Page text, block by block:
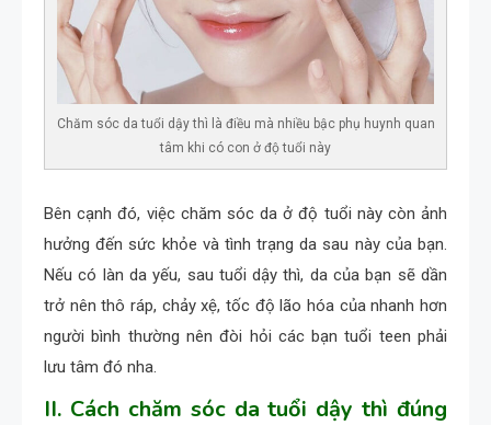
Chăm sóc da tuổi dậy thì là điều mà nhiều bậc phụ huynh quan
tâm khi có con ở độ tuổi này
Bên cạnh đó, việc chăm sóc da ở độ tuổi này còn ảnh
hưởng đến sức khỏe và tình trạng da sau này của bạn.
Nếu có làn da yếu, sau tuổi dậy thì, da của bạn sẽ dần
trở nên thô ráp, chảy xệ, tốc độ lão hóa của nhanh hơn
người bình thường nên đòi hỏi các bạn tuổi teen phải
lưu tâm đó nha.
II. Cách chăm sóc da tuổi dậy thì đúng